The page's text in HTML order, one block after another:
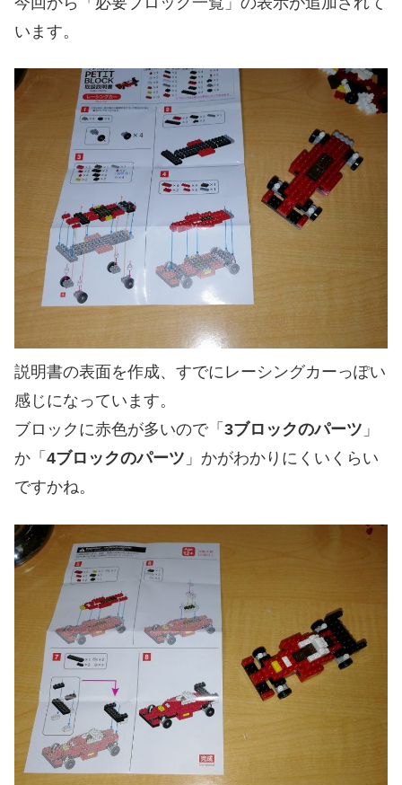
います。
説明書の表面を作成、すでにレーシングカーっぽい
感じになっています。
ブロックに赤色が多いので「 3ブロックのパーツ 」
か「 4ブロックのパーツ 」かがわかりにくいくらい
ですかね。